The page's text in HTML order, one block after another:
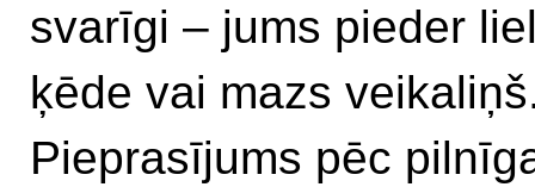
svarīgi – jums pieder
ķēde vai mazs
Pieprasījums pēc